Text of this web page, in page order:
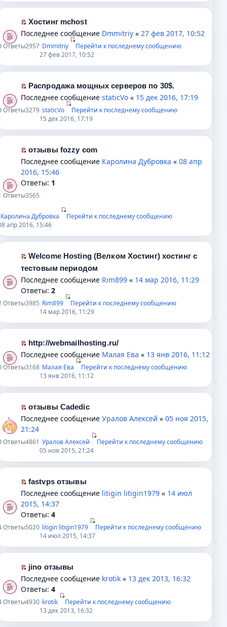
и
а
н
н
м
с
о
о
щ
н
и
ю
у
е
п
р
ч
т
а
н
о
у
с
о
о
б
е
н
и
ю
и
к
е
р
о
м
н
е
р
и
т
а
н
о
у
с
о
б
щ
е
и
ю
р
й
т
п
р
в
м
е
р
ч
и
н
н
о
у
с
о
б
е
ю
Хостинг mchost
Последнее сообщение Dmmitriy « 27 фев 2017, 10:52
Ответы2957 Dmmitriy
Перейти к последнему сообщению
27 фев 2017, 10:52
р
й
т
к
р
о
у
н
р
о
ч
т
а
н
о
у
о
б
щ
н
и
Распродажа мощных серверов по 30$.
Последнее сообщение staticVo « 15 дек 2016, 17:19
Ответы3279 staticVo
Перейти к последнему сообщению
15 дек 2016, 17:19
е
й
и
п
е
о
м
у
е
п
о
ч
т
н
о
м
с
о
б
щ
е
н
ю
отзывы fozzy com
Последнее сообщение Каролина Дубровка « 08 апр
2016, 15:46
Ответы: 1
Ответы3565
Каролина Дубровка
Перейти к последнему сообщению
апр 2016, 15:46
р
е
й
и
к
е
р
о
н
е
п
о
ч
т
а
н
н
м
у
с
о
о
б
Welcome Hosting (Велком Хостинг) хостинг с
тестовым периодом
Последнее сообщение Rim899 « 14 мар 2016, 11:29
Ответы: 2
Ответы3985 Rim899
Перейти к последнему сообщению
14 мар 2016, 11:29
р
й
т
к
е
в
о
у
п
о
ч
н
http://webmailhosting.ru/
Последнее сообщение Малая Ева « 13 янв 2016, 11:12
Ответы3168 Малая Ева
Перейти к последнему сообщению
13 янв 2016, 11:12
е
е
т
и
п
в
м
у
р
отзывы Cadedic
Последнее сообщение Уралов Алексей « 05 ноя 2015,
21:24
Ответы4861 Уралов Алексей
Перейти к последнему сообщению
05 ноя 2015, 21:24
е
й
и
к
в
fastvps отзывы
Последнее сообщение litigin litigin1979 « 14 июл
2015, 14:37
Ответы: 4
Ответы5020 litigin litigin1979
Перейти к последнему сообщению
14 июл 2015, 14:37
е
jino отзывы
Последнее сообщение krotik « 13 дек 2013, 16:32
Ответы: 4
Ответы4930 krotik
Перейти к последнему сообщению
13 дек 2013, 16:32